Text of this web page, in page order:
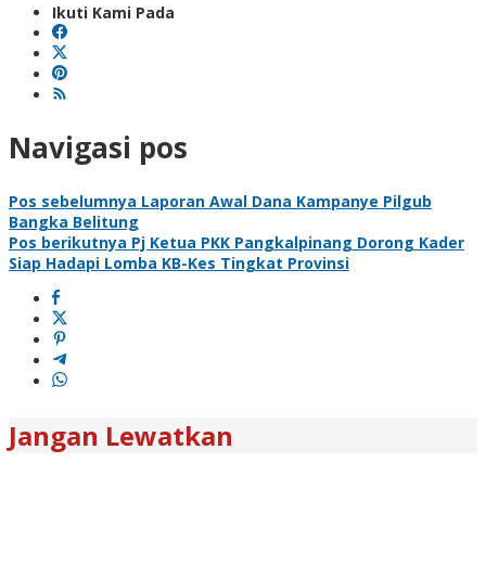
Ikuti Kami Pada
Navigasi pos
Pos sebelumnya Laporan Awal Dana Kampanye Pilgub
Bangka Belitung
Pos berikutnya Pj Ketua PKK Pangkalpinang Dorong Kader
Siap Hadapi Lomba KB-Kes Tingkat Provinsi
Jangan Lewatkan